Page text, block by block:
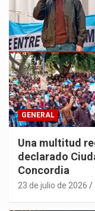
GENERAL
Una multitud
declarado
Concordia
23 de julio de 2026